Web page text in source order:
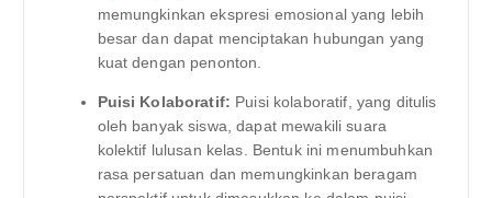
memungkinkan ekspresi emosional yang lebih
besar dan dapat menciptakan hubungan yang
kuat dengan penonton.
Puisi Kolaboratif: Puisi kolaboratif, yang ditulis
oleh banyak siswa, dapat mewakili suara
kolektif lulusan kelas. Bentuk ini menumbuhkan
rasa persatuan dan memungkinkan beragam